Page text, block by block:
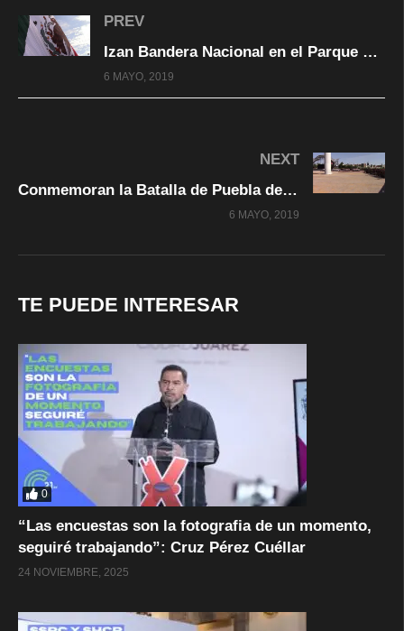
PREV
Izan Bandera Nacional en el Parque Metropolitano El Palomar
6 MAYO, 2019
NEXT
Conmemoran la Batalla de Puebla del Cinco de Mayo, en Chihuahua Capital
6 MAYO, 2019
TE PUEDE INTERESAR
0
“Las encuestas son la fotografia de un momento,
seguiré trabajando”: Cruz Pérez Cuéllar
24 NOVIEMBRE, 2025